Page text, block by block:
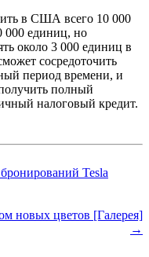
в США всего 10 000
000 единиц, но
около 3 000 единиц в
сосредоточить
период времени, и
полный
налоговый кредит.
Tesla
новых цветов [Галерея]
→